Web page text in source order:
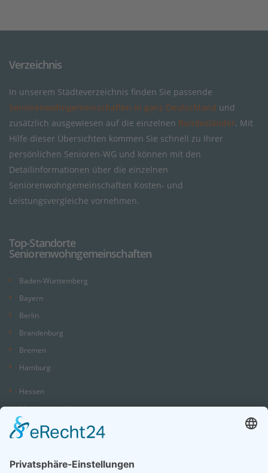
Verzeichnis
In unserem Städteverzeichnis finden Sie passende
Seniorenwohngemeinschaften in ganz Deutschland und
zusätzlich ausgewiesen auf die einzelnen Bundesländer. Mit
Hilfe dieser Übersichten kommen Sie schnell zu Ihrer
persönlichen Senioren-WG und können mit den
Detailinformationen über die einzelnen
Seniorenwohngemeinschaften Kosten- und
Leistungsvergleiche vornehmen.
Top-Standorte
Seniorenwohngemeinschaften
Baden-Württemberg
Bayern
Berlin
Brandenburg
Bremen
Hamburg
Hessen
Mecklenburg-Vorpommern
Niedersachsen
Rheinland-Pfalz